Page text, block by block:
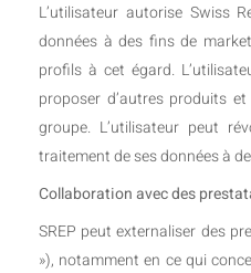
L’utilisateur autorise Swiss
données à des fins de
profils à cet égard.
proposer d’autres produits
groupe. L’utilisateur peut
traitement de ses données à
Collaboration avec des
SREP peut externaliser des
»), notamment en ce qui